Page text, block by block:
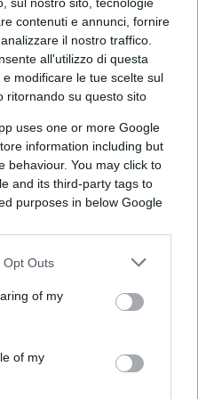
contenuti e annunci, fornire
il nostro traffico.
all'utilizzo di questa
modificare le tue scelte sul
ritornando su questo sito
uses one or more Google
information including but
behaviour. You may click to
and its third-party tags to
purposes in below Google
Opt Outs
of my
of my
militare.
zar nel 2016,
considerato “un
”, quella delle riforme
delle
naufragate
diversamentee
residuo degli anni ‘90.
delle relazioni
In pratica Kiriyenko